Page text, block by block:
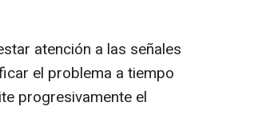
atención a las señales
el problema a tiempo
progresivamente el